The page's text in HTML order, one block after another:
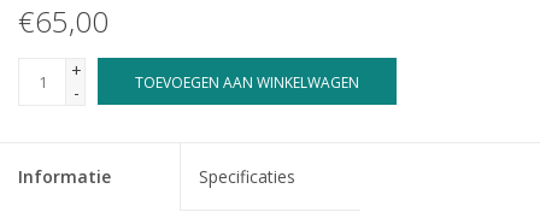
€65,00
+
-
TOEVOEGEN AAN WINKELWAGEN
Informatie Specificaties